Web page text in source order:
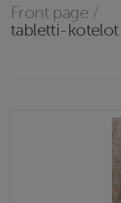
Tervetuloa
verkkokaupasta
Avainlippu- ja Design
Front page /
tabletti-kotelot